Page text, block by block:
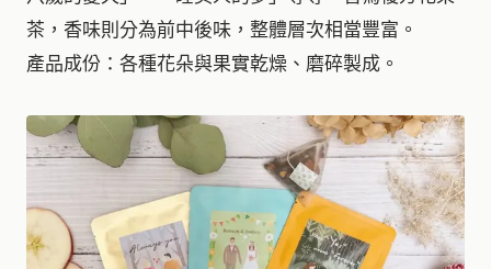
茶，香味則分為前中後味，整體層次相當豐富。
產品成份：各種花朵與果實乾燥、磨碎製成。